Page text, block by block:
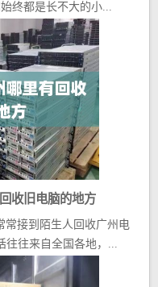
终都是长不大的小...
收旧电脑的地方
常接到陌生人回收广州电
往往来自全国各地，...